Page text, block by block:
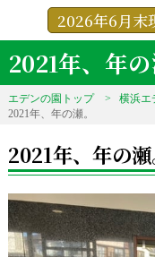
2026年6月末
2021年、年の
エデンの園トップ 横浜エ
2021年、年の瀬。
2021年、年の瀬